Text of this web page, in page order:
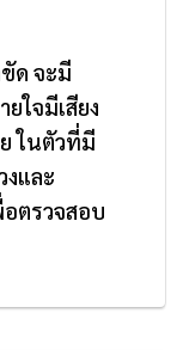
ด จะมี
ใจมีเสียง
ในตัวที่มี
งและ
ตรวจสอบ